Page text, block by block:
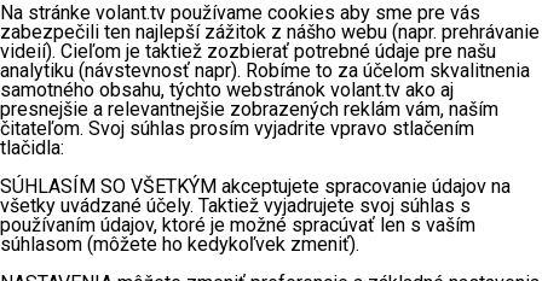
Na stránke volant.tv používame cookies aby sme pre vás
zabezpečili ten najlepší zážitok z nášho webu (napr. prehrávanie
videií). Cieľom je taktiež zozbierať potrebné údaje pre našu
analytiku (návstevnosť napr). Robíme to za účelom skvalitnenia
samotného obsahu, týchto webstránok volant.tv ako aj
presnejšie a relevantnejšie zobrazených reklám vám, naším
čitateľom. Svoj súhlas prosím vyjadrite vpravo stlačením
tlačidla:
SÚHLASÍM SO VŠETKÝM akceptujete spracovanie údajov na
všetky uvádzané účely. Taktiež vyjadrujete svoj súhlas s
používaním údajov, ktoré je možné spracúvať len s vaším
súhlasom (môžete ho kedykoľvek zmeniť).